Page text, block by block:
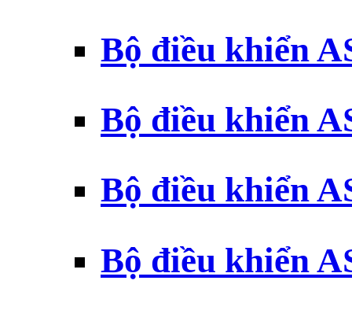
Bộ điều khiển
Bộ điều khiển
Bộ điều khiển
Bộ điều khiển